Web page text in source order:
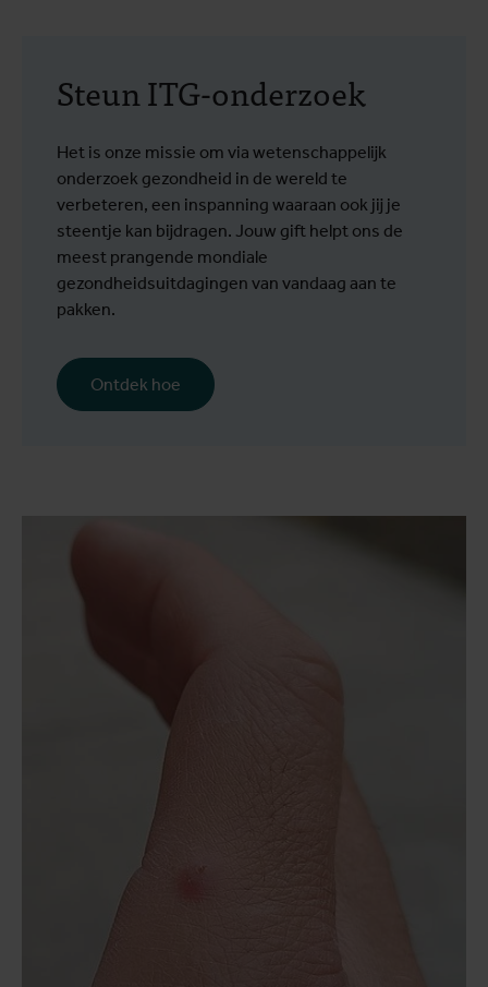
Steun ITG-onderzoek
Het is onze missie om via wetenschappelijk
onderzoek gezondheid in de wereld te
verbeteren, een inspanning waaraan ook jij je
steentje kan bijdragen. Jouw gift helpt ons de
meest prangende mondiale
gezondheidsuitdagingen van vandaag aan te
pakken.
Ontdek hoe